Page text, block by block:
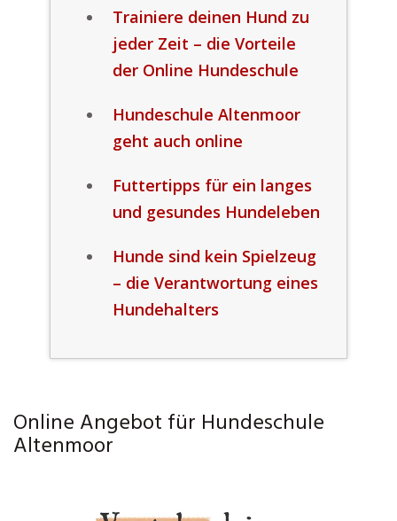
Trainiere deinen Hund zu
jeder Zeit – die Vorteile
der Online Hundeschule
Hundeschule Altenmoor
geht auch online
Futtertipps für ein langes
und gesundes Hundeleben
Hunde sind kein Spielzeug
– die Verantwortung eines
Hundehalters
Online Angebot für Hundeschule
Altenmoor